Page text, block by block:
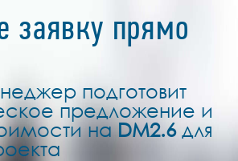
заявку прямо
подготовит
предложение и
наDM2.6для